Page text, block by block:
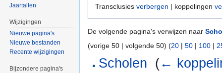
Transclusies verbergen | koppelingen
De volgende pagina's verwijzen naar
(vorige 50 | volgende 50) (20 | 50 | 100 |
Scholen (←
Jaartallen
Wijzigingen
Nieuwe pagina's
Nieuwe bestanden
Recente wijzigingen
Bijzondere pagina's